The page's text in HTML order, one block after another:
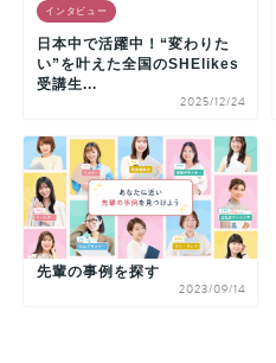
インタビュー
日本中で活躍中！“変わりた
い”を叶えた全国のSHElikes
受講生...
2025/12/24
先輩の事例を探す
2023/09/14